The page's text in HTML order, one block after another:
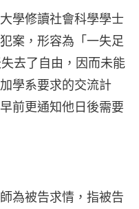
學修讀社會科學學士
案，形容為「一失足
去了自由，因而未能
學系要求的交流計
前更通知他日後需要
為被告求情，指被告